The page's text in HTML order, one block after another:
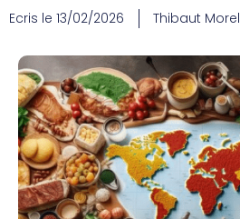
Ecris le 13/02/2026 Thibaut Morel